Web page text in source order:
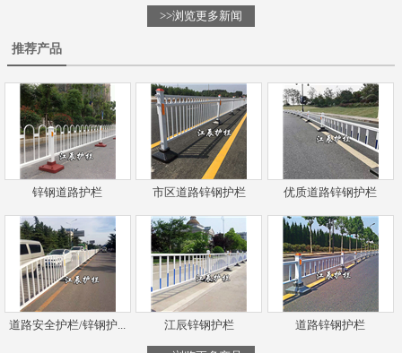
>>浏览更多新闻
推荐产品
锌钢道路护栏 市区道路锌钢护栏 优质道路锌钢护栏
道路安全护栏/锌钢护... 江辰锌钢护栏 道路锌钢护栏